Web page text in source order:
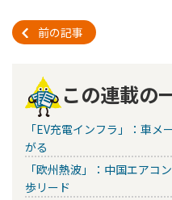
前の記事
この連載の
「EV充電インフラ」：車
がる
「欧州熱波」：中国エアコ
歩リード